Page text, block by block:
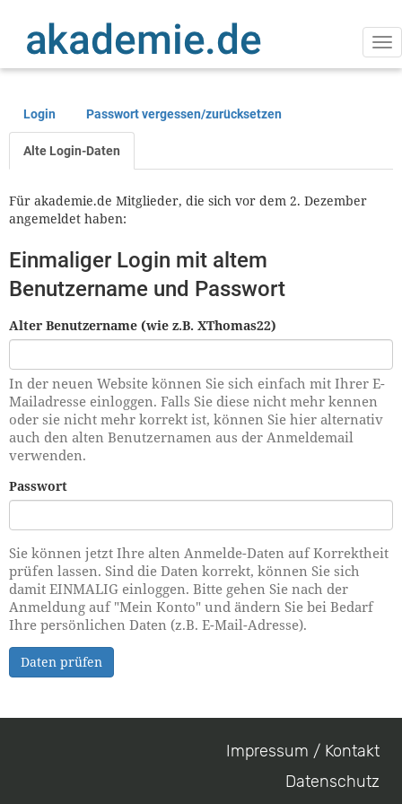
Inhalt
Primäre
Reiter
Login Passwort vergessen/zurücksetzen
Alte Login-Daten
Für akademie.de Mitglieder, die sich vor dem 2. Dezember
angemeldet haben:
Einmaliger Login mit altem
Benutzername und Passwort
Alter Benutzername (wie z.B. XThomas22)
In der neuen Website können Sie sich einfach mit Ihrer E-
Mailadresse einloggen. Falls Sie diese nicht mehr kennen
oder sie nicht mehr korrekt ist, können Sie hier alternativ
auch den alten Benutzernamen aus der Anmeldemail
verwenden.
Passwort
Sie können jetzt Ihre alten Anmelde-Daten auf Korrektheit
prüfen lassen. Sind die Daten korrekt, können Sie sich
damit EINMALIG einloggen. Bitte gehen Sie nach der
Anmeldung auf "Mein Konto" und ändern Sie bei Bedarf
Ihre persönlichen Daten (z.B. E-Mail-Adresse).
Daten prüfen
Impressum / Kontakt
Datenschutz